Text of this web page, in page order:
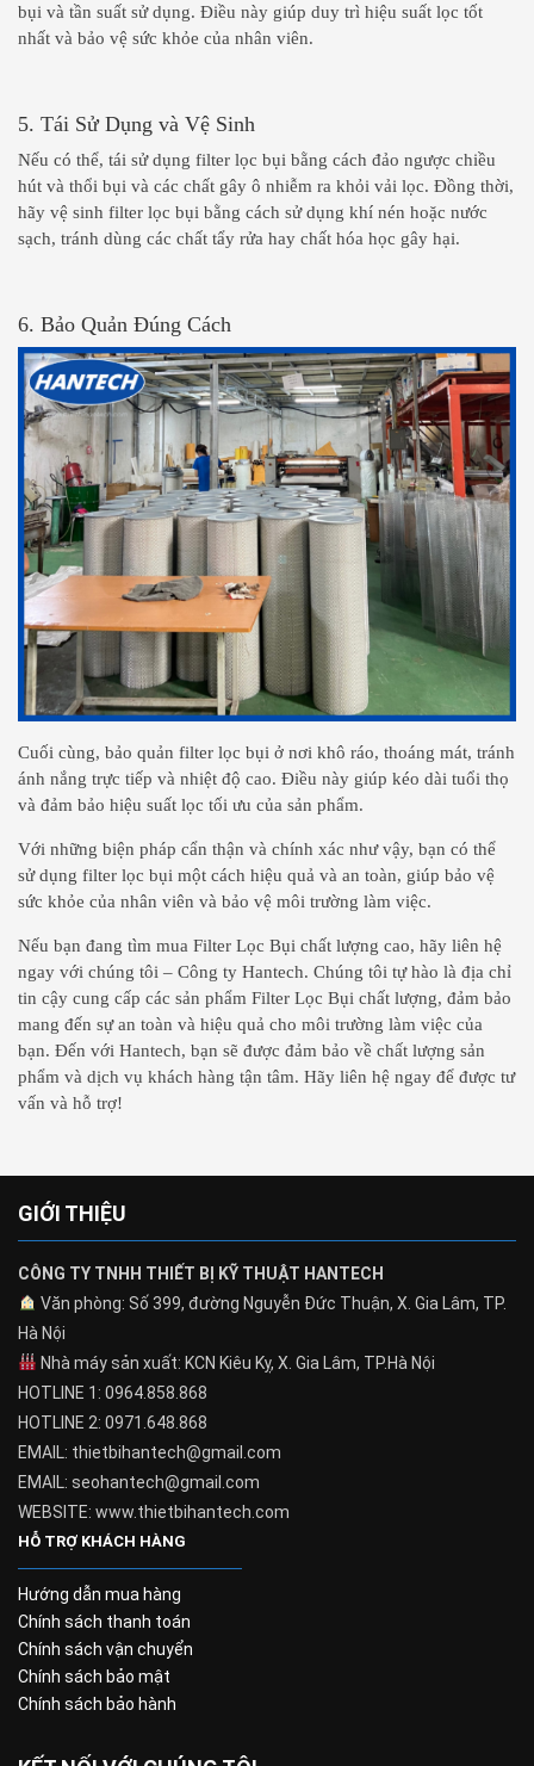
bụi và tần suất sử dụng. Điều này giúp duy trì hiệu suất lọc tốt
nhất và bảo vệ sức khỏe của nhân viên.
5. Tái Sử Dụng và Vệ Sinh
Nếu có thể, tái sử dụng filter lọc bụi bằng cách đảo ngược chiều
hút và thổi bụi và các chất gây ô nhiễm ra khỏi vải lọc. Đồng thời,
hãy vệ sinh filter lọc bụi bằng cách sử dụng khí nén hoặc nước
sạch, tránh dùng các chất tẩy rửa hay chất hóa học gây hại.
6. Bảo Quản Đúng Cách
Cuối cùng, bảo quản filter lọc bụi ở nơi khô ráo, thoáng mát, tránh
ánh nắng trực tiếp và nhiệt độ cao. Điều này giúp kéo dài tuổi thọ
và đảm bảo hiệu suất lọc tối ưu của sản phẩm.
Với những biện pháp cẩn thận và chính xác như vậy, bạn có thể
sử dụng filter lọc bụi một cách hiệu quả và an toàn, giúp bảo vệ
sức khỏe của nhân viên và bảo vệ môi trường làm việc.
Nếu bạn đang tìm mua Filter Lọc Bụi chất lượng cao, hãy liên hệ
ngay với chúng tôi – Công ty Hantech. Chúng tôi tự hào là địa chỉ
tin cậy cung cấp các sản phẩm Filter Lọc Bụi chất lượng, đảm bảo
mang đến sự an toàn và hiệu quả cho môi trường làm việc của
bạn. Đến với Hantech, bạn sẽ được đảm bảo về chất lượng sản
phẩm và dịch vụ khách hàng tận tâm. Hãy liên hệ ngay để được tư
vấn và hỗ trợ!
GIỚI THIỆU
CÔNG TY TNHH THIẾT BỊ KỸ THUẬT HANTECH
Văn phòng: Số 399, đường Nguyễn Đức Thuận, X. Gia Lâm, TP.
Hà Nội
Nhà máy sản xuất: KCN Kiêu Kỵ, X. Gia Lâm, TP.Hà Nội
HOTLINE 1: 0964.858.868
HOTLINE 2: 0971.648.868
EMAIL: thietbihantech@gmail.com
EMAIL: seohantech@gmail.com
WEBSITE: www.thietbihantech.com
HỖ TRỢ KHÁCH HÀNG
Hướng dẫn mua hàng
Chính sách thanh toán
Chính sách vận chuyển
Chính sách bảo mật
Chính sách bảo hành